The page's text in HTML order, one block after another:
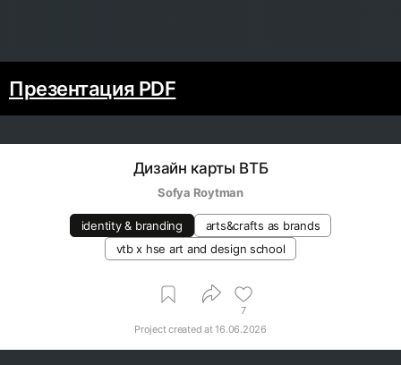
Презентация PDF
Дизайн карты ВТБ
Sofya Roytman
identity & branding
arts&crafts as brands
vtb х hse art and design school
7
Project created at16.06.2026